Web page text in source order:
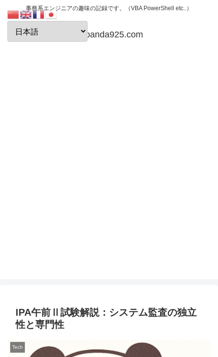
事務系エンジニアの趣味の記録です。（VBA PowerShell etc..）
papanda925.com
IPA午前Ⅱ試験解説：システム監査の独立
性と専門性
Tech